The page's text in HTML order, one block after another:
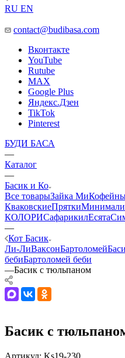
RU EN
contact@budibasa.com
Вконтакте
YouTube
Rutube
MAX
Google Plus
Яндекс.Дзен
TikTok
Pinterest
БУДИ БАСА
—
Каталог
—
Басик и Ко
Все товарыЗайка Ми
КваковскиеПрятки
КОЛОРИСафарикилЕсята
—
Кот Басик
Ли-ЛиВаксонБартоломей
бебиБартоломей беби
—Басик с тюльпаном
Басик с
Артикул: Ks19-230